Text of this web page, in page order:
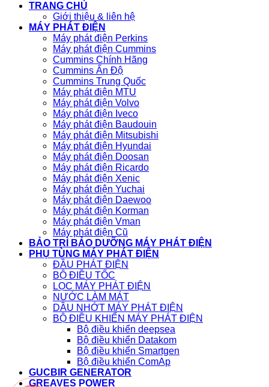
TRANG CHỦ
Giới thiệu & liên hệ
MÁY PHÁT ĐIỆN
Máy phát điện Perkins
Máy phát điện Cummins
Cummins Chính Hãng
Cummins Ấn Độ
Cummins Trung Quốc
Máy phát điện MTU
Máy phát điện Volvo
Máy phát điện Iveco
Máy phát điện Baudouin
Máy phát điện Mitsubishi
Máy phát điện Hyundai
Máy phát điện Doosan
Máy phát điện Ricardo
Máy phát điện Xenic
Máy phát điện Yuchai
Máy phát điện Daewoo
Máy phát điện Korman
Máy phát điện Vman
Máy phát điện Cũ
BẢO TRÌ BẢO DƯỠNG MÁY PHÁT ĐIỆN
PHỤ TÙNG MÁY PHÁT ĐIỆN
ĐẦU PHÁT ĐIỆN
BỘ ĐIỀU TỐC
LỌC MÁY PHÁT ĐIỆN
NƯỚC LÀM MÁT
DẦU NHỚT MÁY PHÁT ĐIỆN
BỘ ĐIỀU KHIỂN MÁY PHÁT ĐIỆN
Bộ điều khiển deepsea
Bộ điều khiển Datakom
Bộ điều khiển Smartgen
Bộ điều khiển ComAp
GUCBIR GENERATOR
GREAVES POWER